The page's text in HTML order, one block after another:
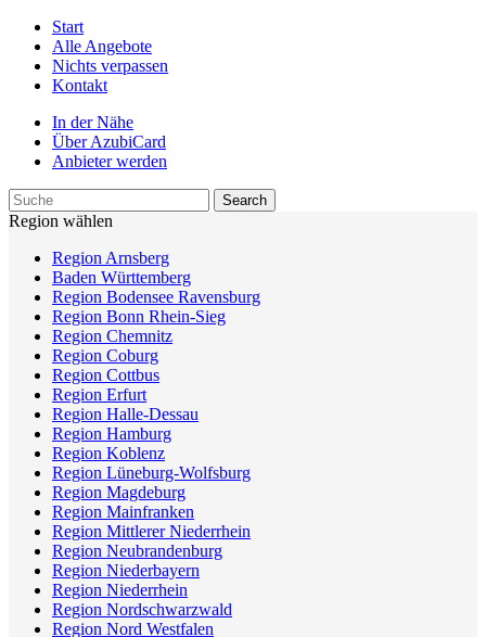
Start
Alle Angebote
Nichts verpassen
Kontakt
In der Nähe
Über AzubiCard
Anbieter werden
Region wählen
Region Arnsberg
Baden Württemberg
Region Bodensee Ravensburg
Region Bonn Rhein-Sieg
Region Chemnitz
Region Coburg
Region Cottbus
Region Erfurt
Region Halle-Dessau
Region Hamburg
Region Koblenz
Region Lüneburg-Wolfsburg
Region Magdeburg
Region Mainfranken
Region Mittlerer Niederrhein
Region Neubrandenburg
Region Niederbayern
Region Niederrhein
Region Nordschwarzwald
Region Nord Westfalen